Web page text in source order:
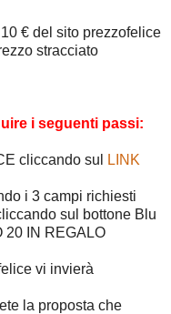
€ del sito prezzofelice
stracciato
i seguenti passi:
cliccando sul LINK
i 3 campi richiesti
sul bottone Blu
20 IN REGALO
vi invierà
la proposta che